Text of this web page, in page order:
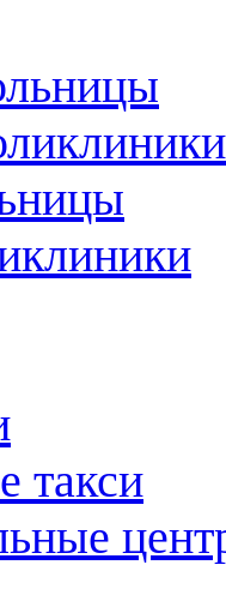
такси